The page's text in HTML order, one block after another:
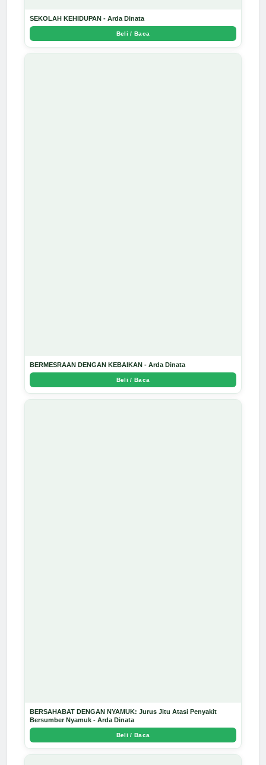
SEKOLAH KEHIDUPAN - Arda Dinata
Beli / Baca
BERMESRAAN DENGAN KEBAIKAN - Arda Dinata
Beli / Baca
BERSAHABAT DENGAN NYAMUK: Jurus Jitu Atasi Penyakit
Bersumber Nyamuk - Arda Dinata
Beli / Baca